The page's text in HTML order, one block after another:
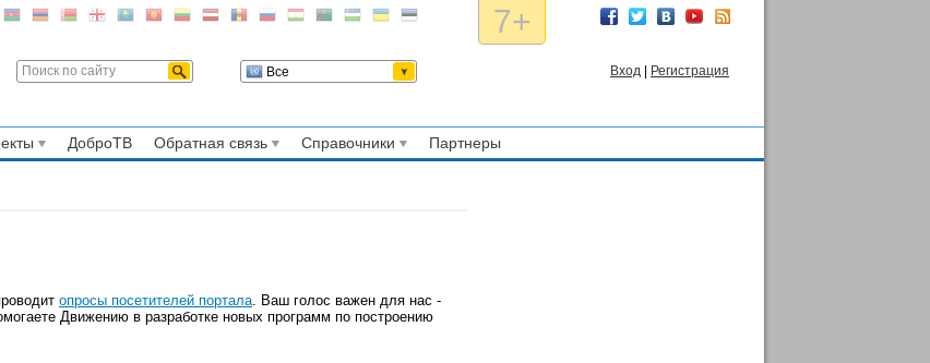
7+
Все Вход Регистрация
ДоброТВ Обратная связь Справочники Партнеры
опросы посетителей портала. Ваш голос важен для нас -
Движению в разработке новых программ по построению